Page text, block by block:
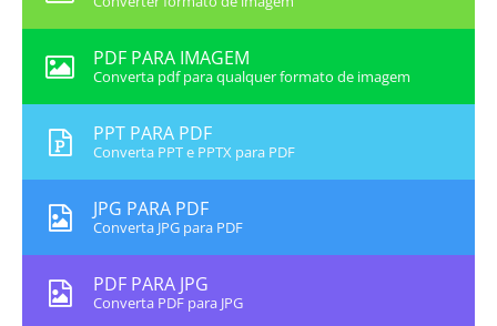
PDF PARA IMAGEM
Converta pdf para qualquer formato de imagem
PPT PARA PDF
Converta PPT e PPTX para PDF
JPG PARA PDF
Converta JPG para PDF
PDF PARA JPG
Converta PDF para JPG